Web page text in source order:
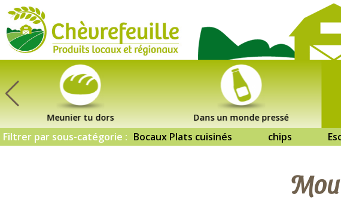
Meunier tu dors Dans un monde pressé
Filtrer par sous-catégorie : Bocaux Plats cuisinés chips